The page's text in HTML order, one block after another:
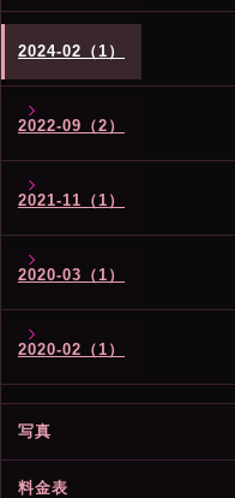
2024-02（1）
2022-09（2）
2021-11（1）
2020-03（1）
2020-02（1）
写真
料金表